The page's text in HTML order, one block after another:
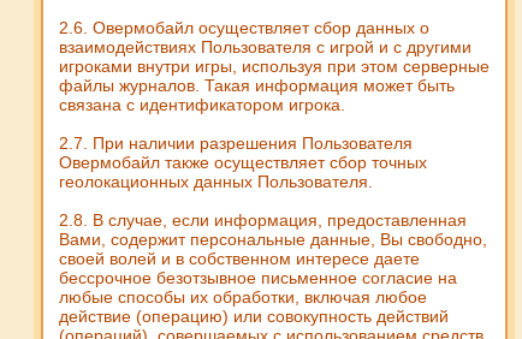
2.6. Овермобайл осуществляет сбор данных о
взаимодействиях Пользователя с игрой и с другими
игроками внутри игры, используя при этом серверные
файлы журналов. Такая информация может быть
связана с идентификатором игрока.
2.7. При наличии разрешения Пользователя
Овермобайл также осуществляет сбор точных
геолокационных данных Пользователя.
2.8. В случае, если информация, предоставленная
Вами, содержит персональные данные, Вы свободно,
своей волей и в собственном интересе даете
бессрочное безотзывное письменное согласие на
любые способы их обработки, включая любое
действие (операцию) или совокупность действий